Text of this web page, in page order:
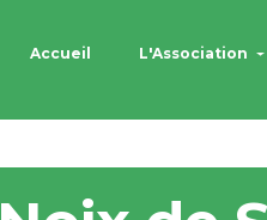
Accueil L'Association